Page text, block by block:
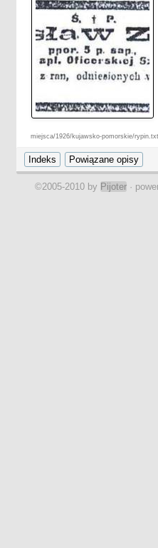
miejsca/1926/kujawsko-pomorskie/
©2005-2010 by Pijoter ·